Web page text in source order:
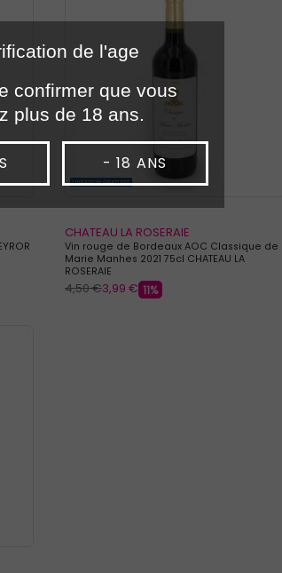
CHATEAU LA ROSERAIE
Vin rouge de Bordeaux AOC Classique de
Marie Manhes 2021 75cl CHATEAU LA
ROSERAIE
4,50 €3,99 € 11%
de l'age
confirmer que vous
plus de 18 ans.
- 18 ANS